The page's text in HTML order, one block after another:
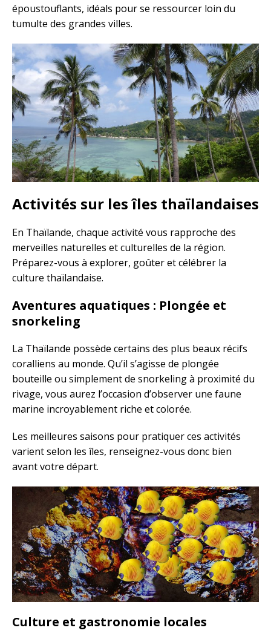
époustouflants, idéals pour se ressourcer loin du
tumulte des grandes villes.
Activités sur les îles thaïlandaises
En Thaïlande, chaque activité vous rapproche des
merveilles naturelles et culturelles de la région.
Préparez-vous à explorer, goûter et célébrer la
culture thaïlandaise.
Aventures aquatiques : Plongée et
snorkeling
La Thaïlande possède certains des plus beaux récifs
coralliens au monde. Qu’il s’agisse de plongée
bouteille ou simplement de snorkeling à proximité du
rivage, vous aurez l’occasion d’observer une faune
marine incroyablement riche et colorée.
Les meilleures saisons pour pratiquer ces activités
varient selon les îles, renseignez-vous donc bien
avant votre départ.
Culture et gastronomie locales